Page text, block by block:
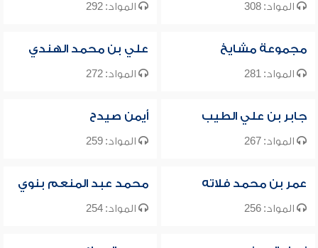
المواد: 308 المواد: 292
مجموعة مشايخ
المواد: 281
علي بن محمد الهندي
المواد: 272
جابر بن علي الطيب
المواد: 267
أيمن صيدح
المواد: 259
عمر بن محمد فلاته
المواد: 256
محمد عبد المنعم بنوي
المواد: 254